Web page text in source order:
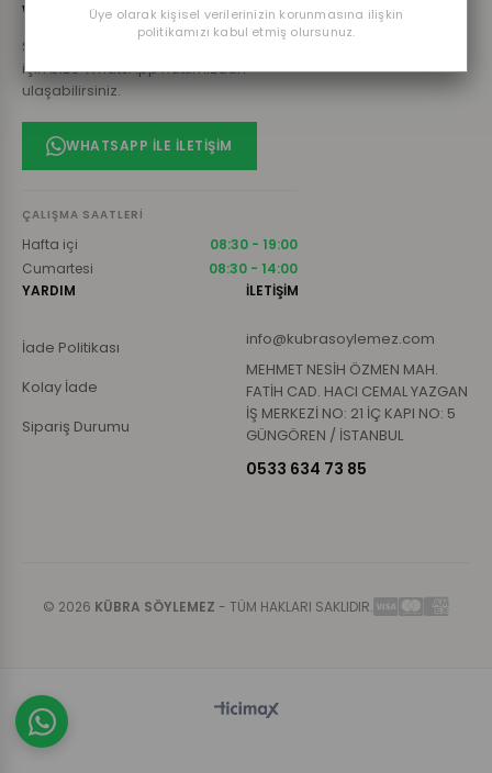
WHATSAPP DESTEK HATTI
Sipariş, ürün ve diğer tüm sorularınız
için bize WhatsApp hattımızdan
ulaşabilirsiniz.
WHATSAPP ILE İLETIŞIM
ÇALIŞMA SAATLERI
Hafta içi
08:30 - 19:00
Cumartesi
08:30 - 14:00
Üyelik Sözleşmesi
YARDIM
İade Politikası
Kolay İade
Sipariş Durumu
İLETİŞİM
info@kubrasoylemez.com
MEHMET NESİH ÖZMEN MAH.
FATİH CAD. HACI CEMAL YAZGAN
İŞ MERKEZİ NO: 21 İÇ KAPI NO: 5
GÜNGÖREN / İSTANBUL
0533 634 73 85
© 2026 KÜBRA SÖYLEMEZ - TÜM HAKLARI SAKLIDIR.
Üye olarak kişisel verilerinizin korunmasına ilişkin
politikamızı kabul etmiş olursunuz.